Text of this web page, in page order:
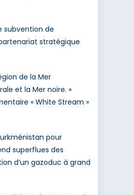
subvention de
stratégique
de la Mer
et la Mer noire. »
« White Stream »
pour
superflues des
d’un gazoduc à grand